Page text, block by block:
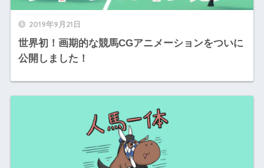
2019年9月21日
世界初！画期的な競馬CGアニメーションをついに
公開しました！